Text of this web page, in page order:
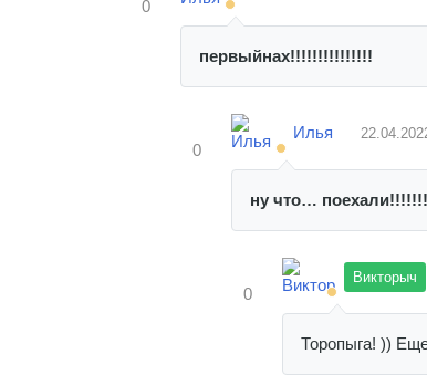
0
первыйнах!!!!!!!!!!!!!!!
0
Илья
ну что…
0
Викторыч
Торопыга! ))